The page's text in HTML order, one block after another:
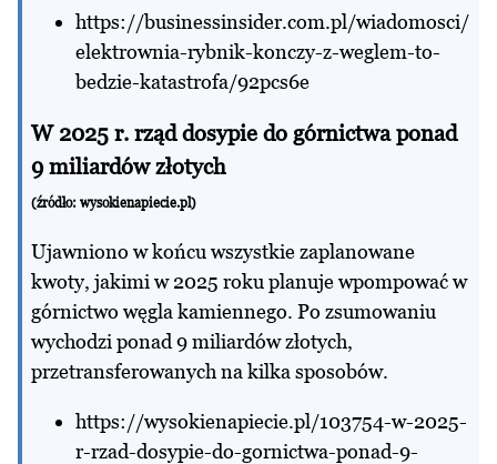
https://businessinsider.com.pl/wiadomosci/
elektrownia-rybnik-konczy-z-weglem-to-
bedzie-katastrofa/92pcs6e
W 2025 r. rząd dosypie do górnictwa ponad
9 miliardów złotych
(źródło: wysokienapiecie.pl)
Ujawniono w końcu wszystkie zaplanowane
kwoty, jakimi w 2025 roku planuje wpompować w
górnictwo węgla kamiennego. Po zsumowaniu
wychodzi ponad 9 miliardów złotych,
przetransferowanych na kilka sposobów.
https://wysokienapiecie.pl/103754-w-2025-
r-rzad-dosypie-do-gornictwa-ponad-9-